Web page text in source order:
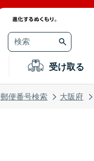
受け取る
郵便番号検索 大阪府